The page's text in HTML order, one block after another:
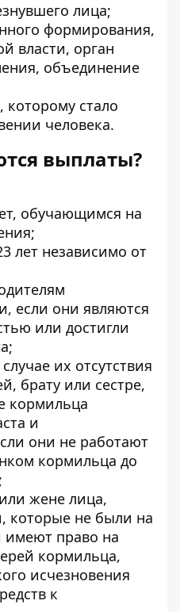
лица;
формирования,
власти, орган
объединение
стало
человека.
выплаты?
обучающимся на
лет независимо от
если они являются
или достигли
их отсутствия
брату или сестре,
кормильца
и
они не работают
кормильца до
жене лица,
которые не были на
имеют право на
кормильца,
исчезновения
к